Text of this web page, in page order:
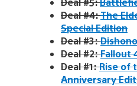
Deal #4:The
Special Edition
Deal #3:
Deal #2:Fallout
Deal #1:Rise of
Anniversary